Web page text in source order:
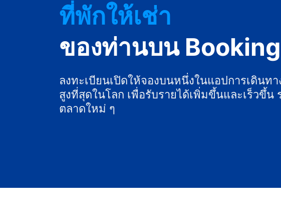
ที่พักให้เช่า
เกสต์เฮาส์
บีแอนด์บี
ของท่านบน
ลงทะเบียนเปิดให้จองบนหนึ่งในแอปการเดินท
สูงที่สุดในโลก เพื่อรับรายได้เพิ่มขึ้นและเร็วขึ้น
ตลาดใหม่ ๆ